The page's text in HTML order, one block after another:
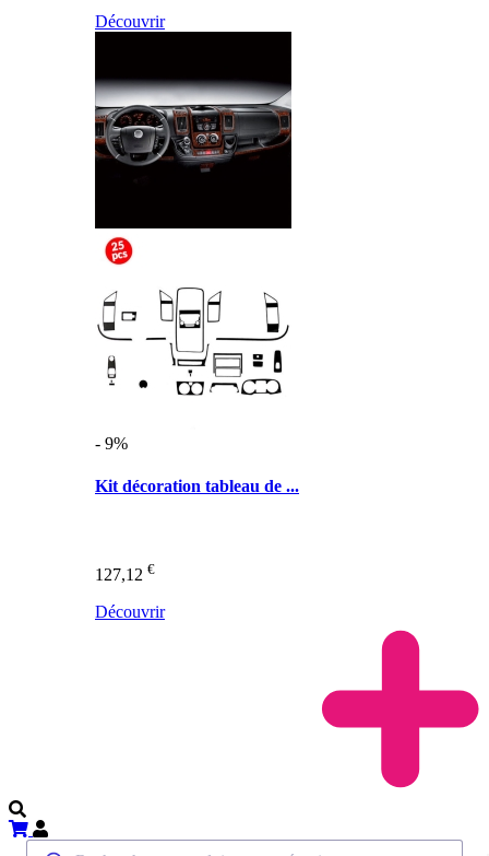
Découvrir
- 9%
Kit décoration tableau de ...
127,12 €
Découvrir